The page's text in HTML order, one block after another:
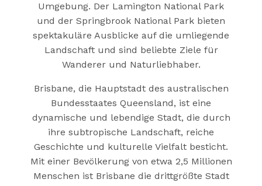
Umgebung. Der Lamington National Park
und der Springbrook National Park bieten
spektakuläre Ausblicke auf die umliegende
Landschaft und sind beliebte Ziele für
Wanderer und Naturliebhaber.
Brisbane, die Hauptstadt des australischen
Bundesstaates Queensland, ist eine
dynamische und lebendige Stadt, die durch
ihre subtropische Landschaft, reiche
Geschichte und kulturelle Vielfalt besticht.
Mit einer Bevölkerung von etwa 2,5 Millionen
Menschen ist Brisbane die drittgrößte Stadt